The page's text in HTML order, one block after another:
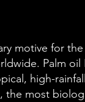
motive for
Palm oil
high-
the most